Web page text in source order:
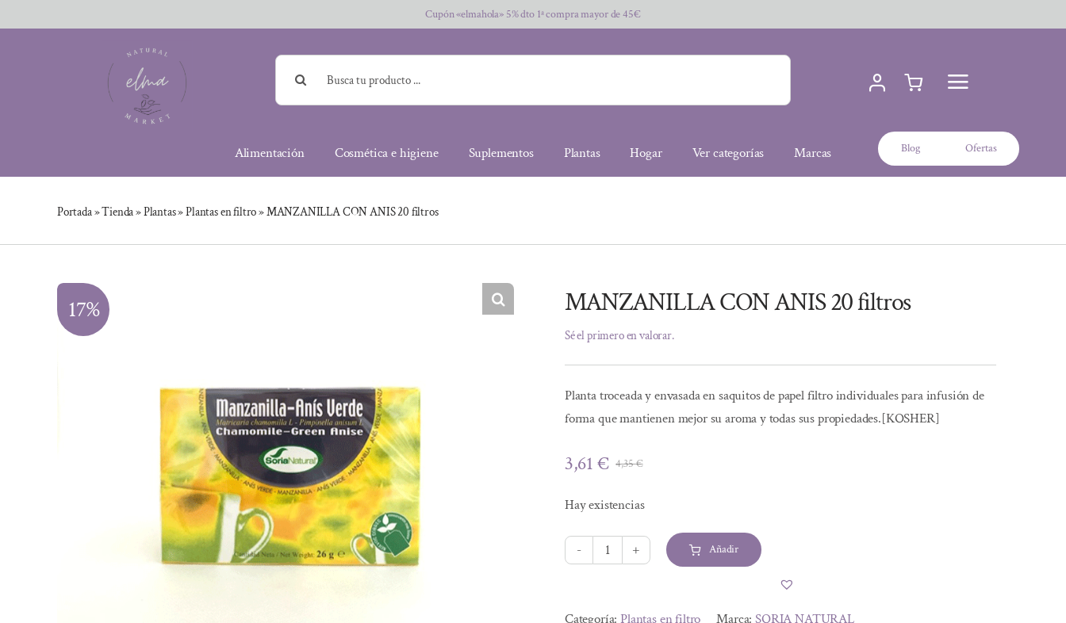
al
Cupón «elmahola» 5% dto 1ª compra mayor de 45€
Buscar:
Alimentación Cosmética e higiene Suplementos Plantas Hogar Ver categorías Marcas Blog Ofertas
Portada»Tienda»Plantas»Plantas en filtro»MANZANILLA CON ANIS 20 filtros
17% MANZANILLA CON ANIS 20 filtros
Sé el primero en valorar.
Planta troceada y envasada en saquitos de papel filtro individuales para infusión de
forma que mantienen mejor su aroma y todas sus propiedades.[KOSHER]
4,35€El
era:
4,35 €.
3,61€
El
es:
3,61 €.
Hay existencias
MANZANILLA
Añadir
Categoría:Plantas en filtro Marca:SORIA NATURAL